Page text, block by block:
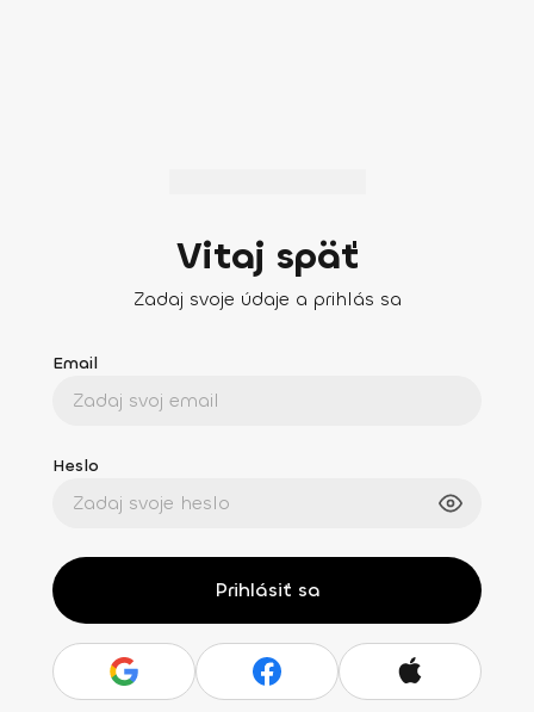
Vitaj späť
Zadaj svoje údaje a prihlás sa
Email
Heslo
Prihlásiť sa